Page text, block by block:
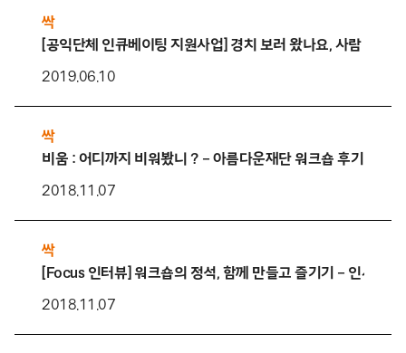
싹
[공익단체 인큐베이팅 지원사업] 경치 보러 왔나요, 사람 보러
2019.06.10
싹
비움 : 어디까지 비워봤니 ? – 아름다운재단 워크숍 후기
2018.11.07
싹
[Focus 인터뷰] 워크숍의 정석, 함께 만들고 즐기기 – 인사행정
2018.11.07